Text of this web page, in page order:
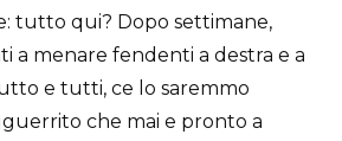
tutto qui? Dopo settimane,
a menare fendenti a destra e a
e tutti, ce lo saremmo
che mai e pronto a